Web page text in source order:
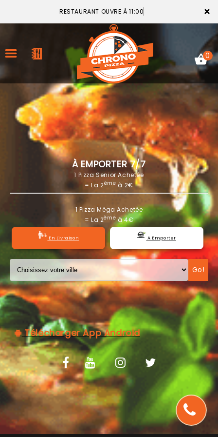
×
RESTAURANT OUVRE À 11:00
ACCUEIL
LA CARTE
VOTRE COMPTE
NOTRE RESTAURANT
VOS AVIS
MENTIONS LÉGALES
0
À EMPORTER 7/7
1 Pizza Senior Achetée
= La 2ème à 2€
1 Pizza Méga Achetée
= La 2èmeà 4€
En Livraison A Emporter
Go!
Télécharger App Android